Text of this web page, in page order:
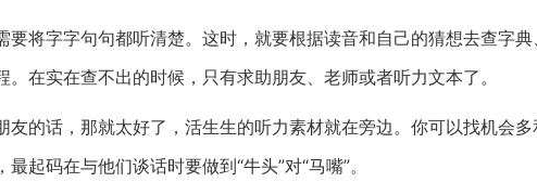
要将字字句句都听清楚。这时，就要根据读音和自己的猜想去查字
。在实在查不出的时候，只有求助朋友、老师或者听力文本了。
友的话，那就太好了，活生生的听力素材就在旁边。你可以找机会
起码在与他们谈话时要做到“牛头”对“马嘴”。